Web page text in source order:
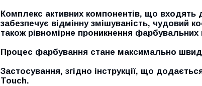
Комплекс активних компонентів, що
забезпечує відмінну змішуваність, чудовий
також рівномірне проникнення фарбувальних
Процес фарбування стане максимально
Застосування, згідно інструкції, що
Touch.